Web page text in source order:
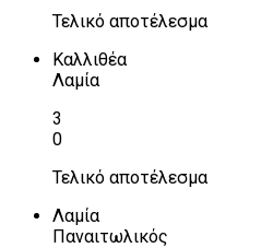
Τελικό αποτέλεσμα
Καλλιθέα
Λαμία
3
0
Τελικό αποτέλεσμα
Λαμία
Παναιτωλικός